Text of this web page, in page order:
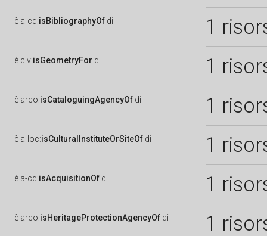
è a-cd:isBibliographyOf di 1
è clv:isGeometryFor di 1
è arco:isCataloguingAgencyOf di 1
è a-loc:isCulturalInstituteOrSiteOf di 1
è a-cd:isAcquisitionOf di 1
è arco:isHeritageProtectionAgencyOf di 1